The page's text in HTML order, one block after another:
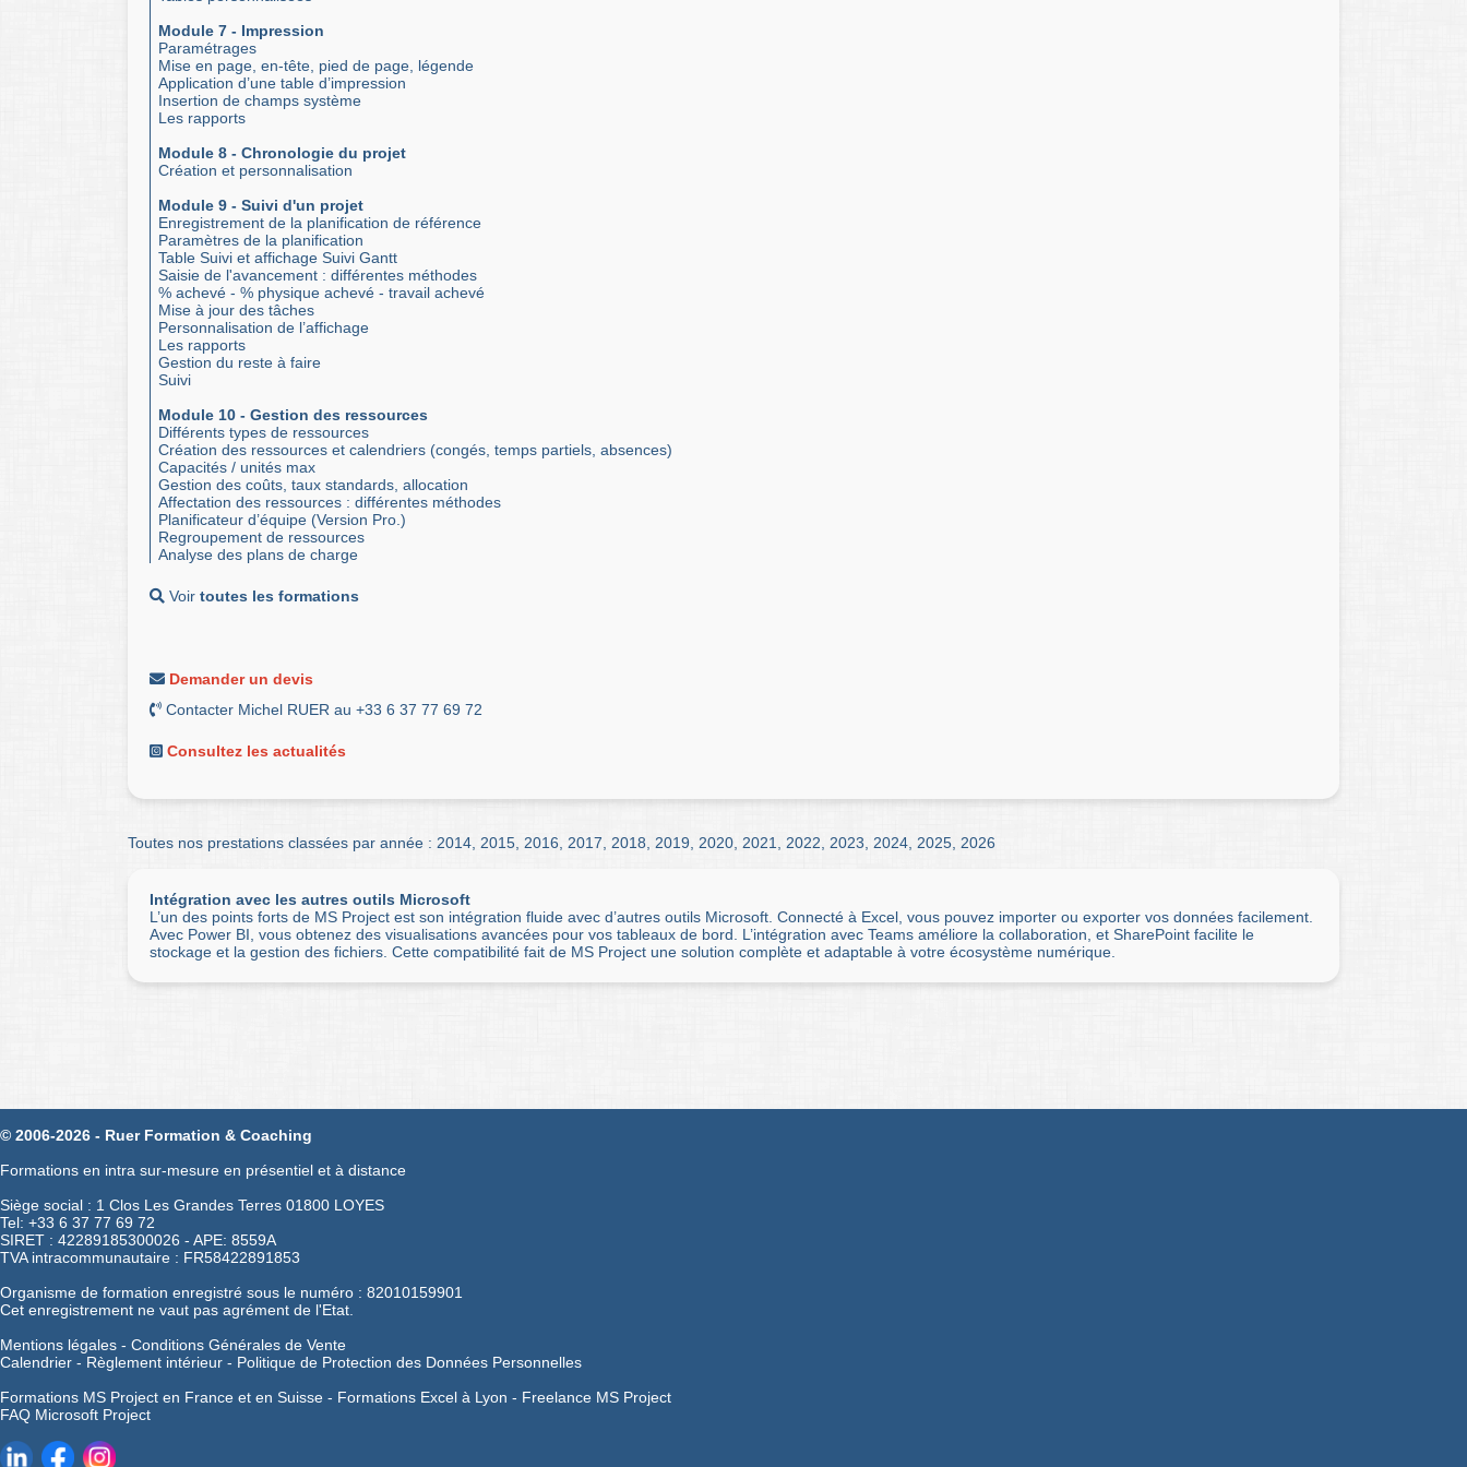
Module 7 - Impression
Paramétrages
Mise en page, en-tête, pied de page, légende
Application d’une table d’impression
Insertion de champs système
Les rapports
Module 8 - Chronologie du projet
Création et personnalisation
Module 9 - Suivi d'un projet
Enregistrement de la planification de référence
Paramètres de la planification
Table Suivi et affichage Suivi Gantt
Saisie de l'avancement : différentes méthodes
% achevé - % physique achevé - travail achevé
Mise à jour des tâches
Personnalisation de l’affichage
Les rapports
Gestion du reste à faire
Suivi
Module 10 - Gestion des ressources
Différents types de ressources
Création des ressources et calendriers (congés, temps partiels, absences)
Capacités / unités max
Gestion des coûts, taux standards, allocation
Affectation des ressources : différentes méthodes
Planificateur d’équipe (Version Pro.)
Regroupement de ressources
Analyse des plans de charge
Voir toutes les formations
Demander un devis
Contacter Michel RUER au +33 6 37 77 69 72
Consultez les actualités
Toutes nos prestations classées par année : 2014 2015 2016 2017 2018 2019 2020 2021 2022 2023 2024 2025 2026
Intégration avec les autres outils Microsoft
L’un des points forts de MS Project est son intégration fluide avec d’autres outils Microsoft. Connecté à Excel, vous pouvez importer ou exporter vos données facilement.
Avec Power BI, vous obtenez des visualisations avancées pour vos tableaux de bord. L’intégration avec Teams améliore la collaboration, et SharePoint facilite le
stockage et la gestion des fichiers. Cette compatibilité fait de MS Project une solution complète et adaptable à votre écosystème numérique.
© 2006-2026 - Ruer Formation & Coaching
Formations en intra sur-mesure en présentiel et à distance
Siège social : 1 Clos Les Grandes Terres 01800 LOYES
Tel: +33 6 37 77 69 72
SIRET : 42289185300026 - APE: 8559A
TVA intracommunautaire : FR58422891853
Organisme de formation enregistré sous le numéro : 82010159901
Cet enregistrement ne vaut pas agrément de l'Etat.
Mentions légales - Conditions Générales de Vente
Calendrier - Règlement intérieur - Politique de Protection des Données Personnelles
Formations MS Project en France et en Suisse - Formations Excel à Lyon - Freelance MS Project
FAQ Microsoft Project